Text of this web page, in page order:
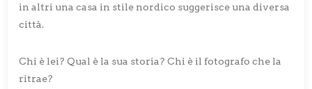
in altri una casa in stile nordico suggerisce una diversa
città.
Chi è lei? Qual è la sua storia? Chi è il fotografo che la
ritrae?